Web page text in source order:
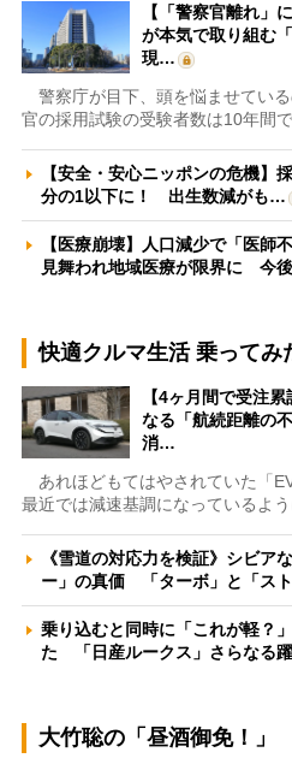
【「警察官離れ」
が本気で取り組む
現…
警察庁が目下、頭を悩ませてい
官の採用試験の受験者数は10年間
【安全・安心ニッポンの危機】
分の1以下に！ 出生数減がも…
【医療崩壊】人口減少で「医師
見舞われ地域医療が限界に 今
快適クルマ生活 乗ってみ
【4ヶ月間で受注
なる「航続距離の
消…
あれほどもてはやされていた「
最近では減速基調になっているよ
《雪道の対応力を検証》シビア
ー」の真価 「ターボ」と「ス
乗り込むと同時に「これが軽？
た 「日産ルークス」さらなる
大竹聡の「昼酒御免！」